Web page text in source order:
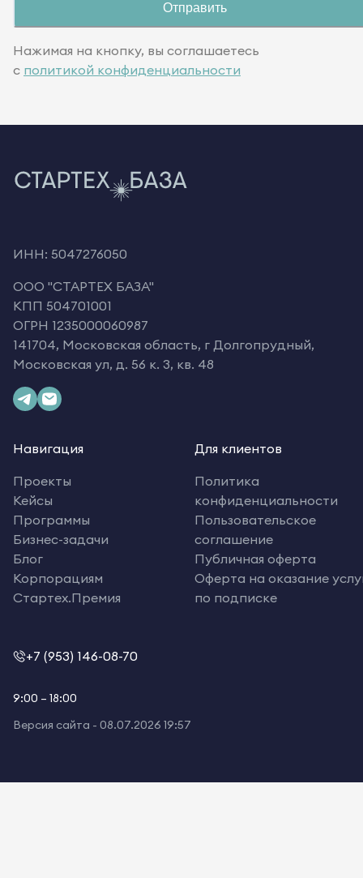
Отправить
Нажимая на кнопку, вы соглашаетесь
с политикой конфиденциальности
ИНН: 5047276050
OOO "СТАРТЕХ БАЗА"
КПП 504701001
ОГРН 1235000060987
141704, Московская область, г Долгопрудный,
Московская ул, д. 56 к. 3, кв. 48
Навигация
Проекты
Кейсы
Программы
Бизнес-задачи
Блог
Корпорациям
Стартех.Премия
Для клиентов
Политика
конфиденциальности
Пользовательское
соглашение
Публичная оферта
Оферта на оказание
по подписке
+7 (953) 146-08-70
9:00 – 18:00
Версия сайта - 08.07.2026 19:57